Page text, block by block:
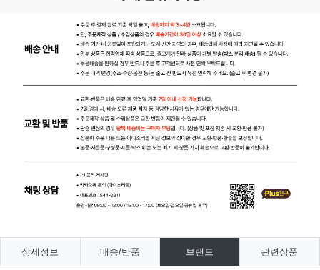
상세정보 배송/반품 브랜드 관련상품